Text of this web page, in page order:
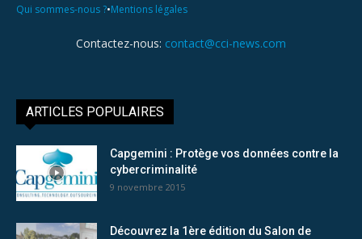
Qui sommes-nous ?•Mentions légales
Contactez-nous: contact@cci-news.com
ARTICLES POPULAIRES
Capgemini : Protège vos données contre la
cybercriminalité
9 novembre 2015
Découvrez la 1ère édition du Salon de